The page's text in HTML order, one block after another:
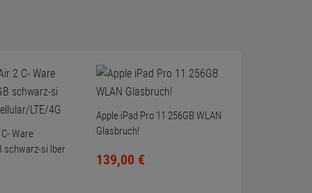
Ware
schwarz-si lber
Apple iPad Pro 11 256GB WLAN
Glasbruch!
139,00 €